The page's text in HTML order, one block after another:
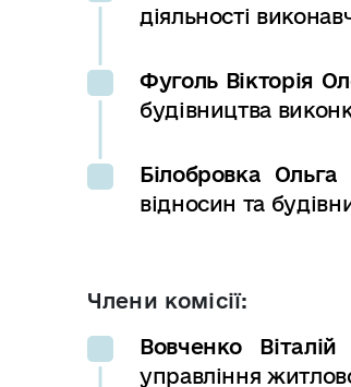
діяльності
Фуголь Вікторія
будівництва
Білобровка Ольга
відносин та
Члени комісії:
Вовченко
управління